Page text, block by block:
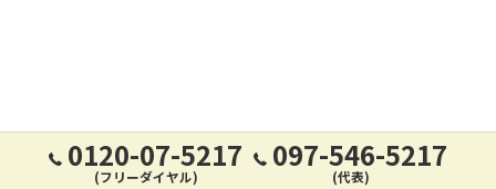
0120-07-5217
(フリーダイヤル)
097-546-5217
(代表)